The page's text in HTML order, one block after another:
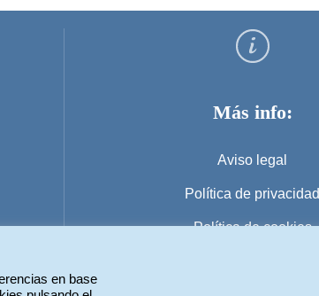
Más info:
Aviso legal
Política de privacidad
Política de cookies
en base